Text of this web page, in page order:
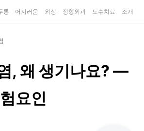
통 어지러움 외상 정형외과 도수치료 소개
, 왜 생기나요? —
요인